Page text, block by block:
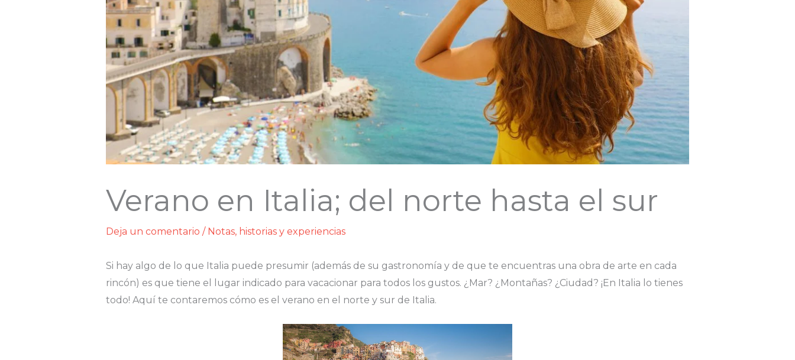
Verano en Italia; del norte hasta el sur
Deja un comentario / Notas, historias y experiencias
Si hay algo de lo que Italia puede presumir (además de su gastronomía y de que te encuentras una obra de arte en cada
rincón) es que tiene el lugar indicado para vacacionar para todos los gustos. ¿Mar? ¿Montañas? ¿Ciudad? ¡En Italia lo tienes
todo! Aquí te contaremos cómo es el verano en el norte y sur de Italia.